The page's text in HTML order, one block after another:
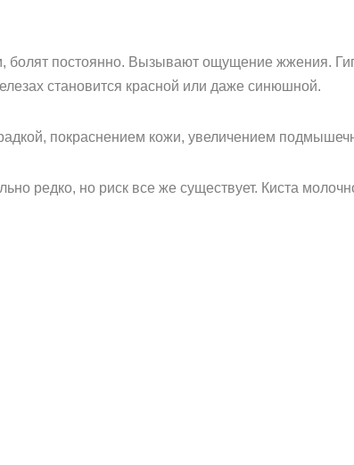
болят постоянно. Вызывают ощущение жжения.
становится красной или даже синюшной.
покраснением кожи, увеличением
редко, но риск все же существует. Киста